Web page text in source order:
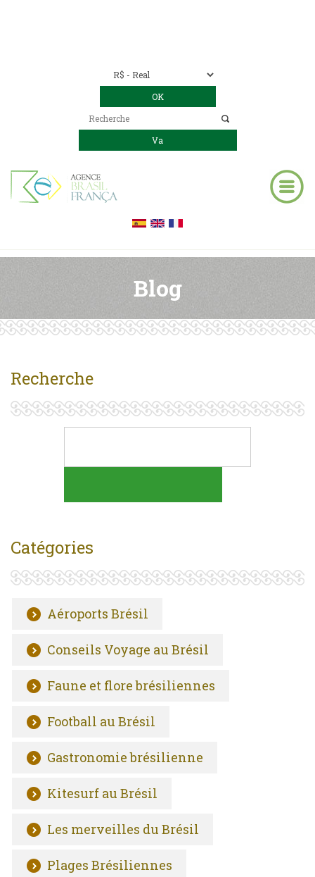
Blog
Recherche
Catégories
Aéroports Brésil
Conseils Voyage au Brésil
Faune et flore brésiliennes
Football au Brésil
Gastronomie brésilienne
Kitesurf au Brésil
Les merveilles du Brésil
Plages Brésiliennes